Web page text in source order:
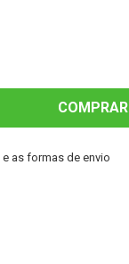
COMPRAR
as formas de envio